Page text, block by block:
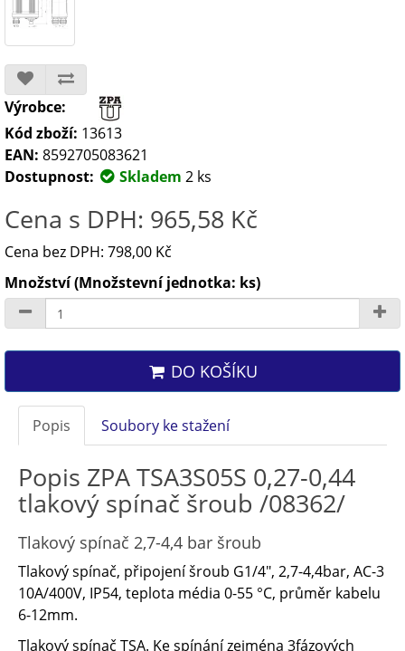
Výrobce:
Kód zboží: 13613
EAN: 8592705083621
Dostupnost:
Skladem 2 ks
Cena s DPH: 965,58 Kč
Cena bez DPH: 798,00 Kč
Množství (Množstevní jednotka: ks)
DO KOŠÍKU
Popis Soubory ke stažení
Popis ZPA TSA3S05S 0,27-0,44
tlakový spínač šroub /08362/
Tlakový spínač 2,7-4,4 bar šroub
Tlakový spínač, připojení šroub G1/4", 2,7-4,4bar, AC-3
10A/400V, IP54, teplota média 0-55 °C, průměr kabelu
6-12mm.
Tlakový spínač TSA. Ke spínání zejména 3fázových